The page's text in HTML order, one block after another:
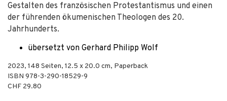
Gestalten des französischen Protestantismus und einen
der führenden ökumenischen Theologen des 20.
Jahrhunderts.
übersetzt von Gerhard Philipp Wolf
2023, 148 Seiten, 12.5 x 20.0 cm, Paperback
ISBN 978-3-290-18529-9
CHF 29.80